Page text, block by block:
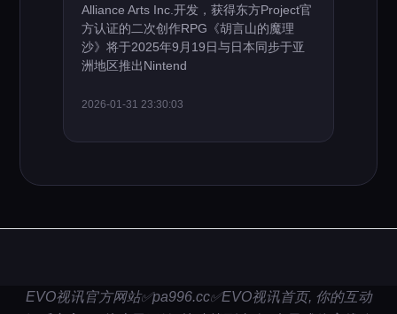
Alliance Arts Inc.开发，获得东方Project官
方认证的二次创作RPG《胡言山的魔理
沙》将于2025年9月19日与日本同步于亚
洲地区推出Nintend
2026-01-31 23:30:03
EVO视讯官方网站✅pa996.cc✅EVO视讯首页, 你的互动